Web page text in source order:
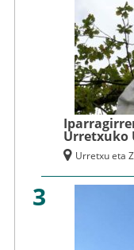
Urretxuko
Urretxu eta
3